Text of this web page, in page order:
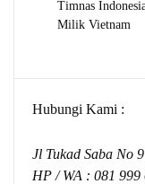
Timnas
Milik Vietnam
Hubungi Kami :
Jl Tukad Saba No
HP / WA : 081 999